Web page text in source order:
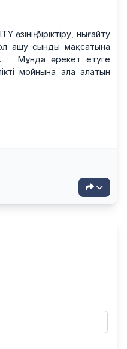
өзінің біріктіру, нығайту
ашу сынды мақсатына
Мұнда әрекет етуге
мойнына ала алатын